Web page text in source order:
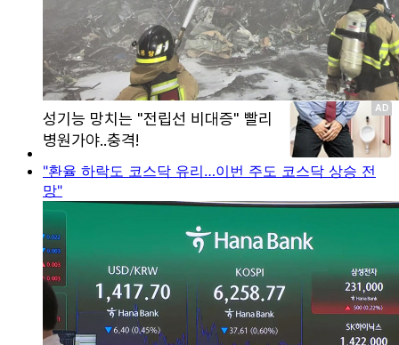
"환율 하락도 코스닥 유리…이번 주도 코스닥 상승 전
망"